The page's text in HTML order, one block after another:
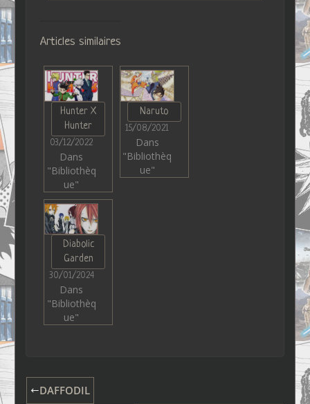
Articles similaires
Hunter X
Hunter
03/12/2022
Dans
"Bibliothèq
ue"
Naruto
15/08/2021
Dans
"Bibliothèq
ue"
Diabolic
Garden
30/01/2024
Dans
"Bibliothèq
ue"
DAFFODIL